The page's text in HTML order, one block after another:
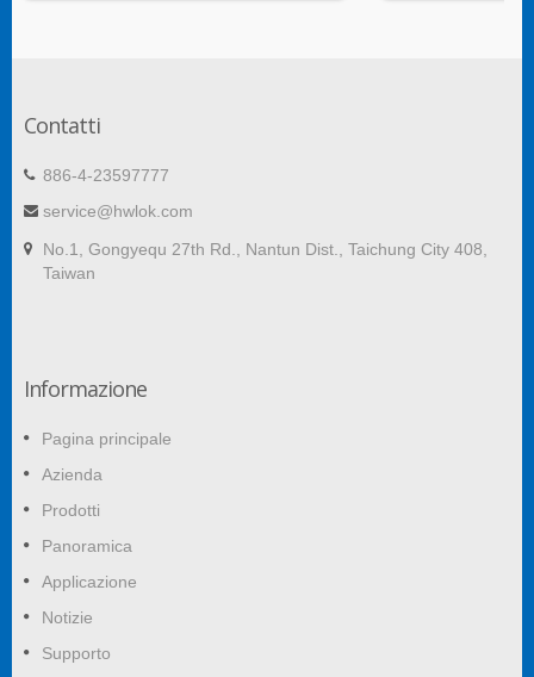
Contatti
886-4-23597777
service@hwlok.com
No.1, Gongyequ 27th Rd., Nantun Dist., Taichung City 408,
Taiwan
Informazione
Pagina principale
Azienda
Prodotti
Panoramica
Applicazione
Notizie
Supporto